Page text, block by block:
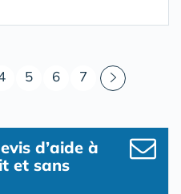
5 6 7
d’aide à
et sans